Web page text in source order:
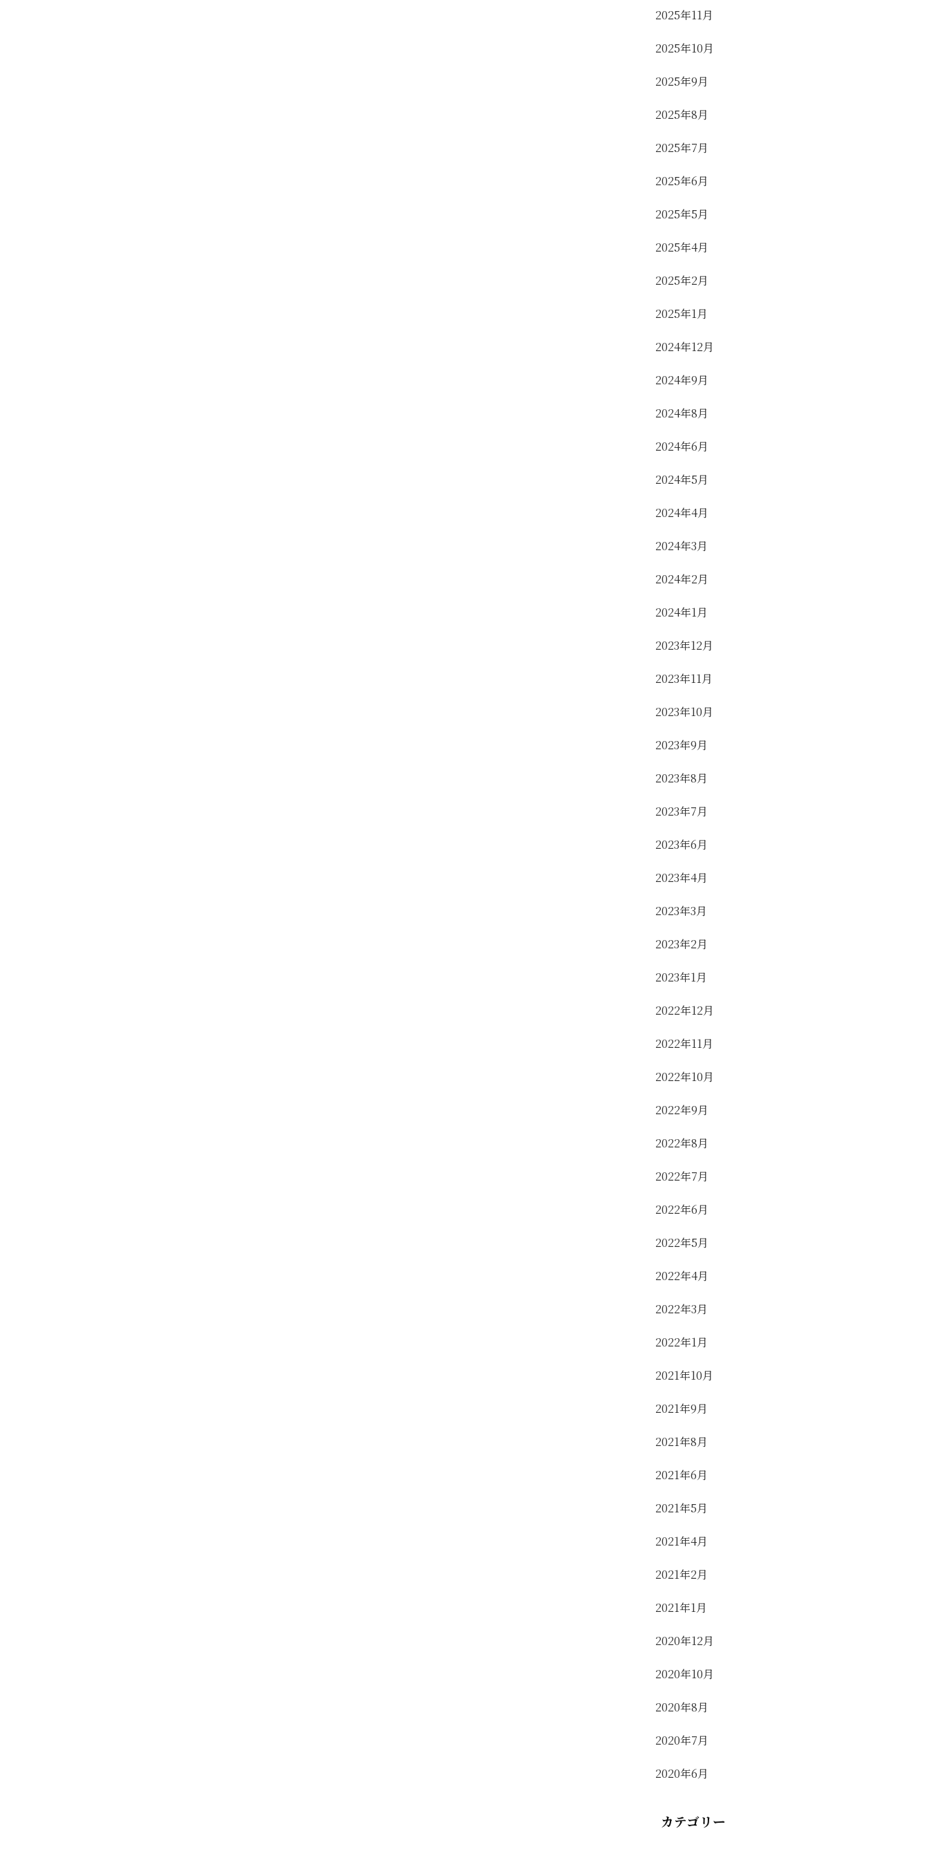
2025年11月
2025年10月
2025年9月
2025年8月
2025年7月
2025年6月
2025年5月
2025年4月
2025年2月
2025年1月
2024年12月
2024年9月
2024年8月
2024年6月
2024年5月
2024年4月
2024年3月
2024年2月
2024年1月
2023年12月
2023年11月
2023年10月
2023年9月
2023年8月
2023年7月
2023年6月
2023年4月
2023年3月
2023年2月
2023年1月
2022年12月
2022年11月
2022年10月
2022年9月
2022年8月
2022年7月
2022年6月
2022年5月
2022年4月
2022年3月
2022年1月
2021年10月
2021年9月
2021年8月
2021年6月
2021年5月
2021年4月
2021年2月
2021年1月
2020年12月
2020年10月
2020年8月
2020年7月
2020年6月
カテゴリー